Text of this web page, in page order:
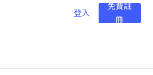
登入
免費註
冊